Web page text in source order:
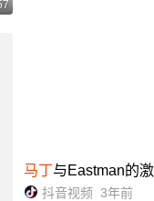
马丁与Eastman的
抖音视频 3年前